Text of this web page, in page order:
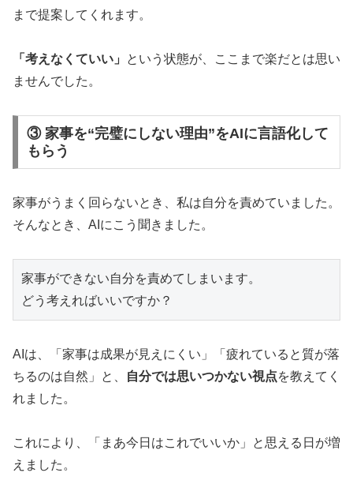
まで提案してくれます。
「考えなくていい」
という状態が、ここまで楽だとは思い
ませんでした。
③ 家事を“完璧にしない理由”をAIに言語化して
もらう
家事がうまく回らないとき、私は自分を責めていました。
そんなとき、AIにこう聞きました。
家事ができない自分を責めてしまいます。
AIは、「家事は成果が見えにくい」「疲れていると質が落
ちるのは自然」と、
自分では思いつかない視点を教えてく
れました。
これにより、「まあ今日はこれでいいか」と思える日が増
えました。